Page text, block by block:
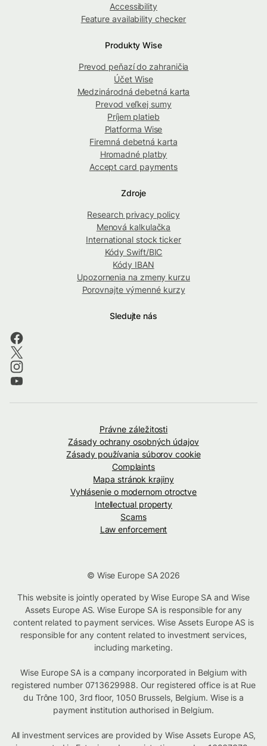
Accessibility
Feature availability checker
Produkty Wise
Prevod peňazí do zahraničia
Účet Wise
Medzinárodná debetná karta
Prevod veľkej sumy
Príjem platieb
Platforma Wise
Firemná debetná karta
Hromadné platby
Accept card payments
Zdroje
Research privacy policy
Menová kalkulačka
International stock ticker
Kódy Swift/BIC
Kódy IBAN
Upozornenia na zmeny kurzu
Porovnajte výmenné kurzy
Sledujte nás
Právne záležitosti
Zásady ochrany osobných údajov
Zásady používania súborov cookie
Complaints
Mapa stránok krajiny
Vyhlásenie o modernom otroctve
Intellectual property
Scams
Law enforcement
© Wise Europe SA 2026
This website is jointly operated by Wise Europe SA and Wise
Assets Europe AS. Wise Europe SA is responsible for any
content related to payment services. Wise Assets Europe AS is
responsible for any content related to investment services,
including marketing.
Wise Europe SA is a company incorporated in Belgium with
registered number 0713629988. Our registered office is at Rue
du Trône 100, 3rd floor, 1050 Brussels, Belgium. Wise is a
payment institution authorised in Belgium.
All investment services are provided by Wise Assets Europe AS,